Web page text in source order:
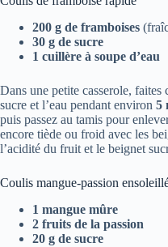
200 g de framboises
30 g de sucre
1 cuillère à soupe d’eau
Dans une petite casserole,
sucre et l’eau pendant environ 5
puis passez au tamis pour
encore tiède ou froid avec les
l’acidité du fruit et le beignet
Coulis mangue-passion
1 mangue mûre
2 fruits de la passion
20 g de sucre